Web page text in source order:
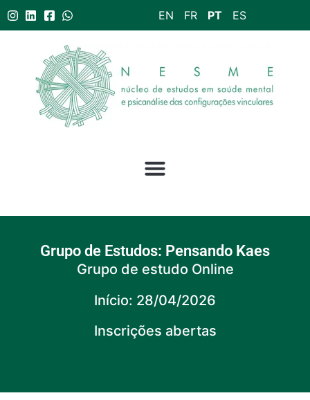
EN FR PT ES
Grupo de Estudos: Pensando Kaes
Grupo de estudo Online
Início: 28/04/2026
Inscrições abertas